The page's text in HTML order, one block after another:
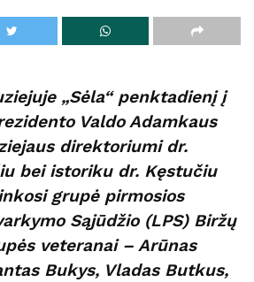
„Sėla“ penktadienį į
Valdo Adamkaus
direktoriumi dr.
bei istoriku dr. Kęstučiu
grupė pirmosios
Sąjūdžio (LPS) Biržų
veteranai – Arūnas
Bukys, Vladas Butkus,